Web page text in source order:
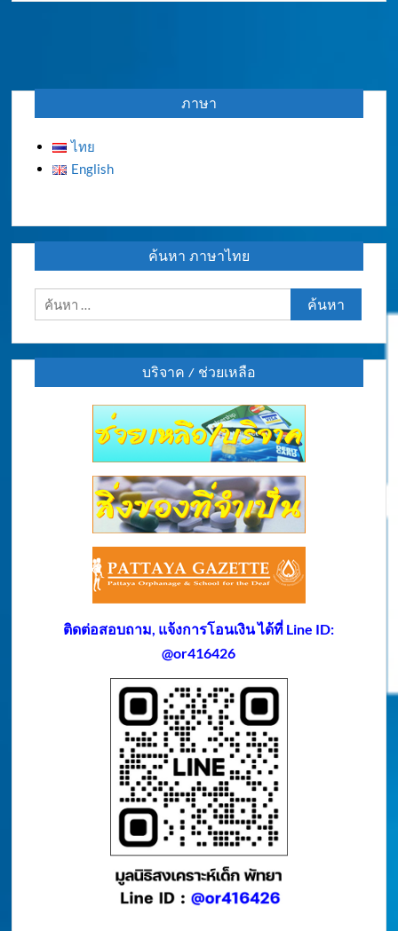
ภาษา
ไทย
English
ค้นหา ภาษาไทย
ค้นหา
สำหรับ:
บริจาค / ช่วยเหลือ
ติดต่อสอบถาม, แจ้งการโอนเงิน ได้ที่ Line ID:
@or416426